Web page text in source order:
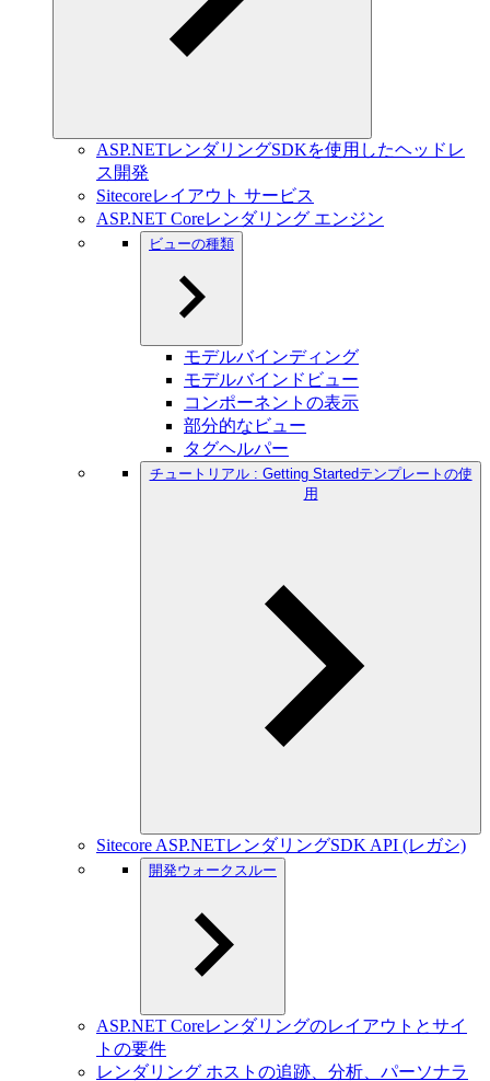
ASP.NETレンダリングSDKを使用したヘッドレ
ス開発
Sitecoreレイアウト サービス
ASP.NET Coreレンダリング エンジン
ビューの種類
モデルバインディング
モデルバインドビュー
コンポーネントの表示
部分的なビュー
タグヘルパー
チュートリアル : Getting Startedテンプレートの使
用
Sitecore ASP.NETレンダリングSDK API (レガシ)
開発ウォークスルー
ASP.NET Coreレンダリングのレイアウトとサイ
トの要件
レンダリング ホストの追跡、分析、パーソナラ